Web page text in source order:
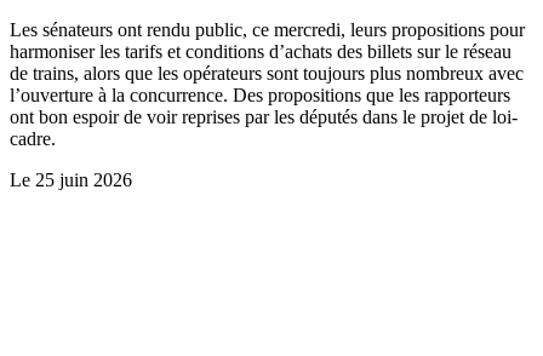
Les sénateurs ont rendu public, ce mercredi, leurs propositions pour
harmoniser les tarifs et conditions d’achats des billets sur le réseau
de trains, alors que les opérateurs sont toujours plus nombreux avec
l’ouverture à la concurrence. Des propositions que les rapporteurs
ont bon espoir de voir reprises par les députés dans le projet de loi-
cadre.
Le 25 juin 2026